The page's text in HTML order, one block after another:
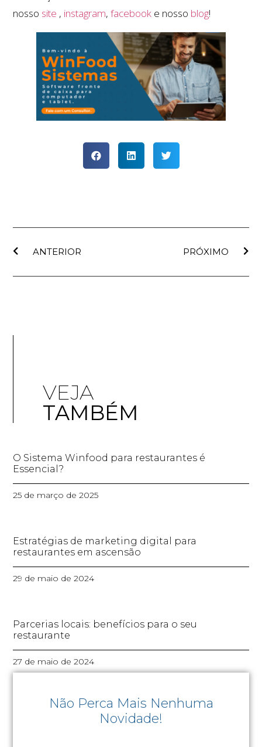
nosso site , instagram,facebook e nosso blog!
ANTERIOR PRÓXIMO
VEJA
TAMBÉM
O Sistema Winfood para restaurantes é
Essencial?
25 de março de 2025
Estratégias de marketing digital para
restaurantes em ascensão
29 de maio de 2024
Parcerias locais: benefícios para o seu
restaurante
27 de maio de 2024
Não Perca Mais Nenhuma
Novidade!